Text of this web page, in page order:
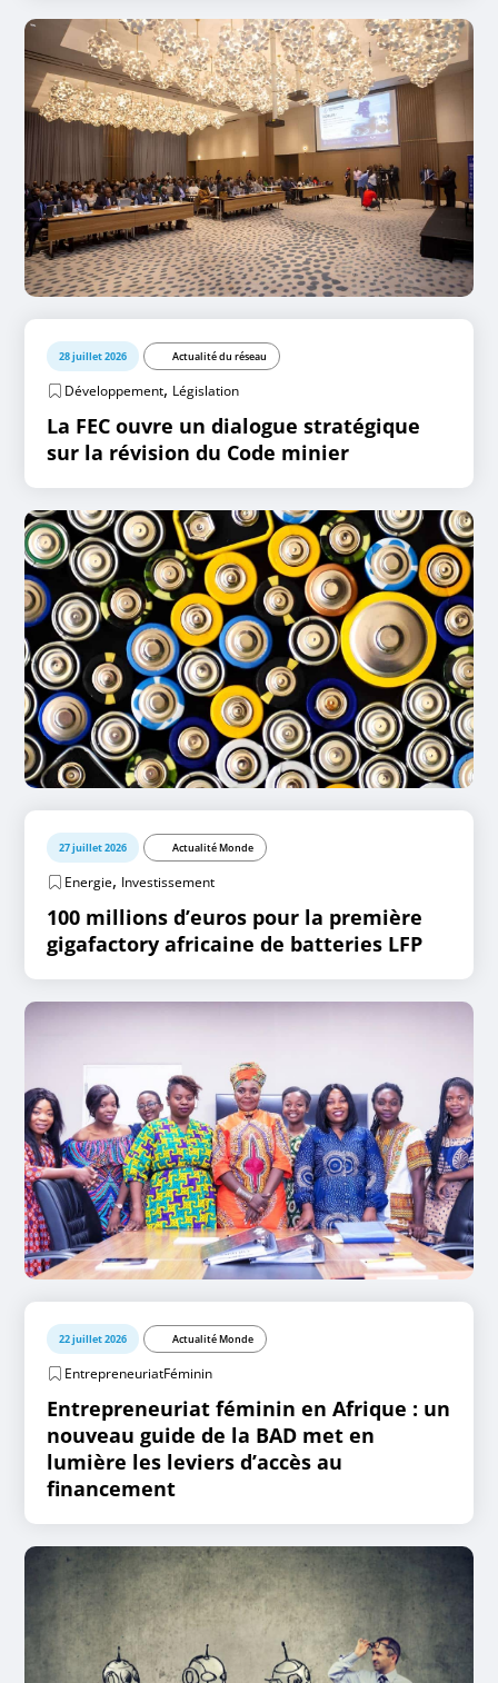
28 juillet 2026 Actualité du réseau
Développement, Législation
La FEC ouvre un dialogue stratégique
sur la révision du Code minier
27 juillet 2026 Actualité Monde
Energie, Investissement
100 millions d’euros pour la première
gigafactory africaine de batteries LFP
22 juillet 2026 Actualité Monde
EntrepreneuriatFéminin
Entrepreneuriat féminin en Afrique : un
nouveau guide de la BAD met en
lumière les leviers d’accès au
financement